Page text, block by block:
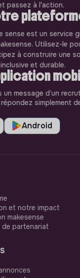
passez à l'action.
sense est un service
Utilisez-le
à construire une
et durable.
un message d’un
simplement
Android
et notre impact
makesense
partenariat